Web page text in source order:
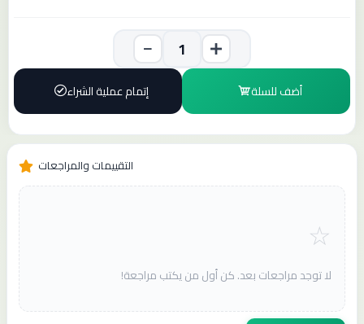
أضف للسلة إتمام عملية الشراء
التقييمات والمراجعات
لا توجد مراجعات بعد. كن أول من يكتب مراجعة!